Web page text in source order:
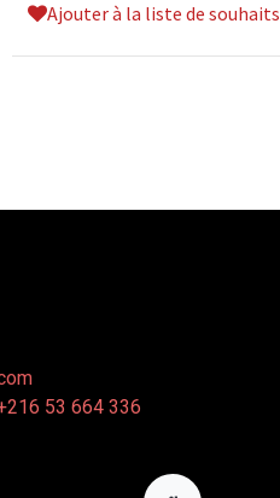
Ajouter à la liste de souhaits
53 664 336